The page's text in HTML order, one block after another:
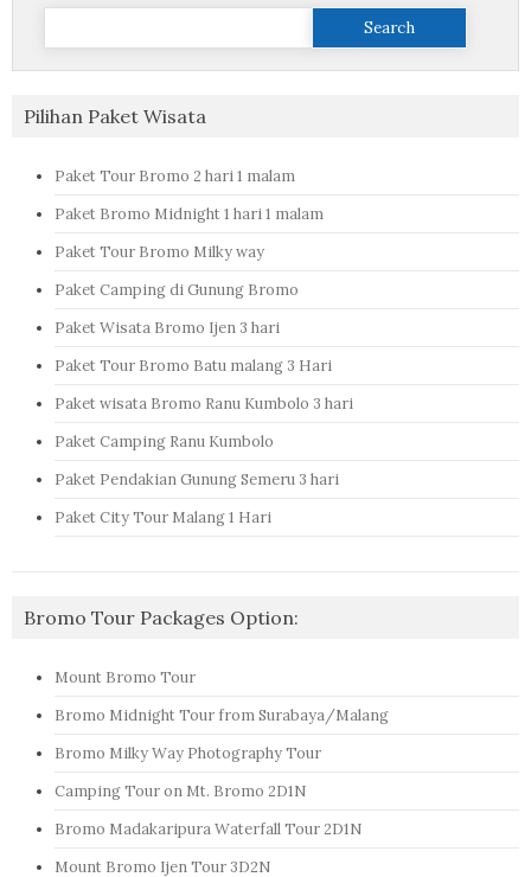
Search
Pilihan Paket Wisata
Paket Tour Bromo 2 hari 1 malam
Paket Bromo Midnight 1 hari 1 malam
Paket Tour Bromo Milky way
Paket Camping di Gunung Bromo
Paket Wisata Bromo Ijen 3 hari
Paket Tour Bromo Batu malang 3 Hari
Paket wisata Bromo Ranu Kumbolo 3 hari
Paket Camping Ranu Kumbolo
Paket Pendakian Gunung Semeru 3 hari
Paket City Tour Malang 1 Hari
Bromo Tour Packages Option:
Mount Bromo Tour
Bromo Midnight Tour from Surabaya/Malang
Bromo Milky Way Photography Tour
Camping Tour on Mt. Bromo 2D1N
Bromo Madakaripura Waterfall Tour 2D1N
Mount Bromo Ijen Tour 3D2N